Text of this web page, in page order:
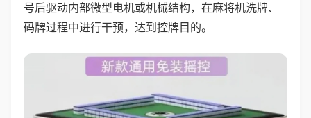
号后驱动内部微型电机或机械结构，在麻将机洗牌、
码牌过程中进行干预，达到控牌目的。